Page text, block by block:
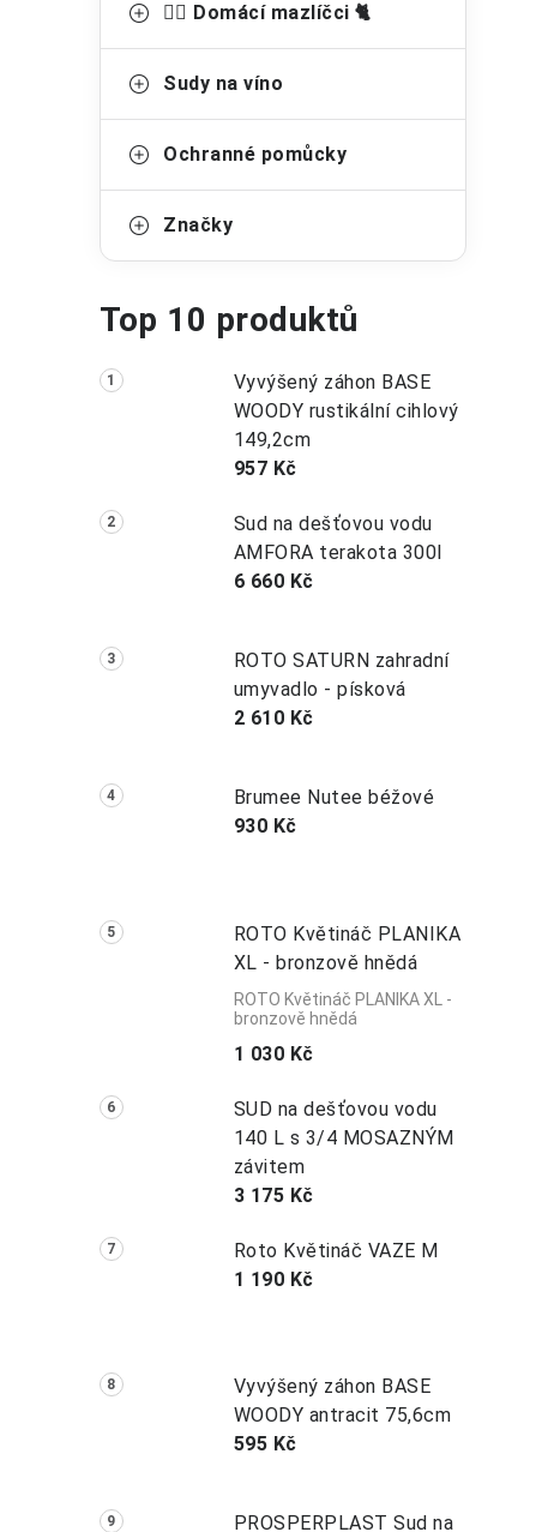
🐕‍🦺 Domácí mazlíčci 🐈
Sudy na víno
Ochranné pomůcky
Značky
Top 10 produktů
Vyvýšený záhon BASE
WOODY rustikální cihlový
149,2cm
957 Kč
Sud na dešťovou vodu
AMFORA terakota 300l
6 660 Kč
ROTO SATURN zahradní
umyvadlo - písková
2 610 Kč
Brumee Nutee béžové
930 Kč
ROTO Květináč PLANIKA
XL - bronzově hnědá
ROTO Květináč PLANIKA XL -
bronzově hnědá
1 030 Kč
SUD na dešťovou vodu
140 L s 3/4 MOSAZNÝM
závitem
3 175 Kč
Roto Květináč VAZE M
1 190 Kč
Vyvýšený záhon BASE
WOODY antracit 75,6cm
595 Kč
PROSPERPLAST Sud na